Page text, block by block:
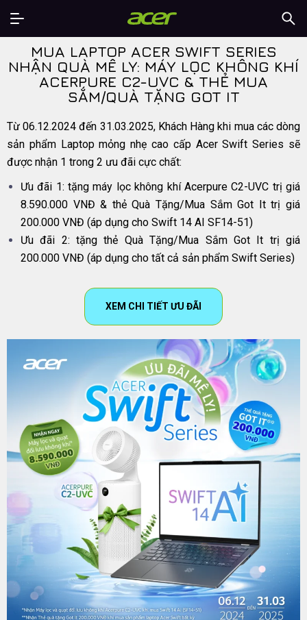
MUA LAPTOP ACER SWIFT SERIES
NHẬN QUÀ MÊ LY: MÁY LỌC KHÔNG KHÍ
ACERPURE C2-UVC & THẺ MUA
SẮM/QUÀ TẶNG GOT IT
Từ 06.12.2024 đến 31.03.2025, Khách Hàng khi mua các dòng
sản phẩm Laptop mỏng nhẹ cao cấp Acer Swift Series sẽ
được nhận 1 trong 2 ưu đãi cực chất:
Ưu đãi 1: tặng máy lọc không khí Acerpure C2-UVC trị giá
8.590.000 VNĐ & thẻ Quà Tặng/Mua Sắm Got It trị giá
200.000 VNĐ (áp dụng cho Swift 14 AI SF14-51)
Ưu đãi 2: tặng thẻ Quà Tặng/Mua Sắm Got It trị giá
200.000 VNĐ (áp dụng cho tất cả sản phẩm Swift Series)
XEM CHI TIẾT ƯU ĐÃI